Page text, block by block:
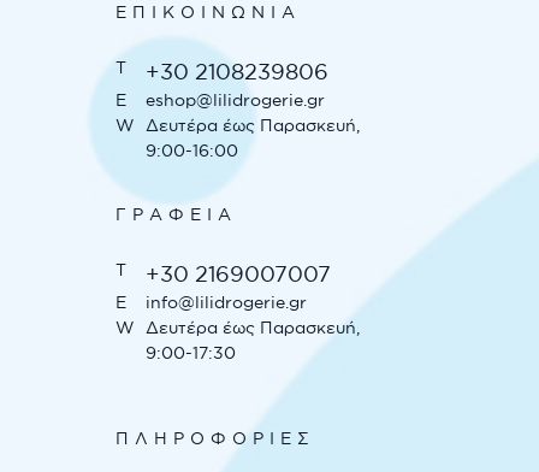
ΕΠΙΚΟΙΝΩΝΊΑ
T +30 2108239806
E
eshop@lilidrogerie.gr
W
Δευτέρα έως Παρασκευή,
9:00-16:00
ΓΡΑΦΕΊΑ
T +30 2169007007
E
info@lilidrogerie.gr
W
Δευτέρα έως Παρασκευή,
9:00-17:30
ΠΛΗΡΟΦΟΡΙΕΣ